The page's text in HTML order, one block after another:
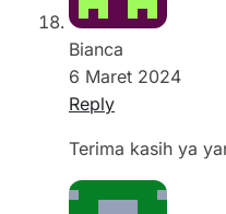
Bianca
6 Maret 2024
Reply
Terima kasih ya